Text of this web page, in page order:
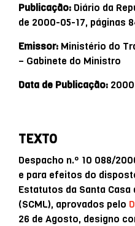
Publicação: Diário da
de 2000-05-17, páginas
Emissor: Ministério do
– Gabinete do Ministro
Data de Publicação:
TEXTO
Despacho n.º 10 088/
e para efeitos do
Estatutos da Santa
(SCML), aprovados pelo
26 de Agosto, designo